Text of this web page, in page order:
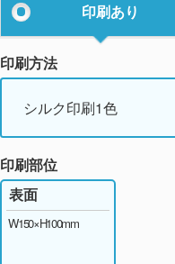
印刷あり
印刷方法
シルク印刷1色
印刷部位
表面
W150×H100mm